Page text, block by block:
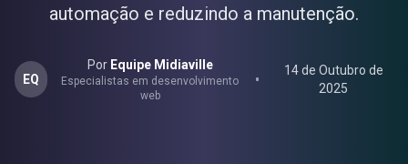
automação e reduzindo a manutenção.
EQ
Por Equipe Midiaville
Especialistas em desenvolvimento
web
14 de Outubro de
2025